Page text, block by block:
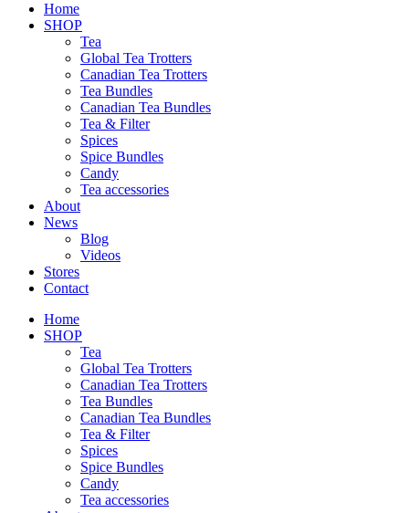
Home
SHOP
Tea
Global Tea Trotters
Canadian Tea Trotters
Tea Bundles
Canadian Tea Bundles
Tea & Filter
Spices
Spice Bundles
Candy
Tea accessories
About
News
Blog
Videos
Stores
Contact
Home
SHOP
Tea
Global Tea Trotters
Canadian Tea Trotters
Tea Bundles
Canadian Tea Bundles
Tea & Filter
Spices
Spice Bundles
Candy
Tea accessories